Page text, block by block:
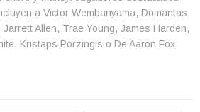
a Victor Wembanyama, Domantas
Allen, Trae Young, James Harden,
Kristaps Porzingis o De’Aaron Fox.